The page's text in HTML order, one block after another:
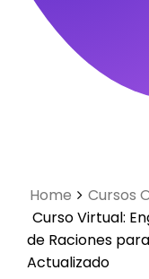
Home Cursos
Curso Virtual:
de Raciones
Actualizado